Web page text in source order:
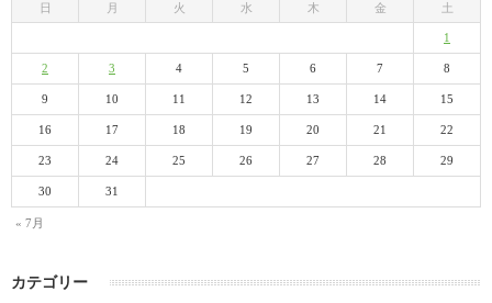
日 月 火 水 木 金 土
« 7月
1
2 3 4 5 6 7 8
9 10 11 12 13 14 15
16 17 18 19 20 21 22
23 24 25 26 27 28 29
30 31
カテゴリー